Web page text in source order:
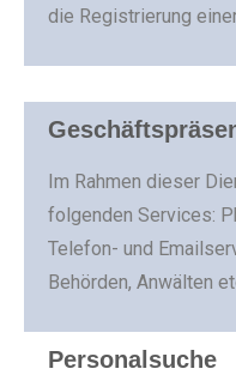
die Registrierung
Im Rahmen dieser
folgenden Services:
Telefon- und
Behörden, Anwälten
Personalsuche